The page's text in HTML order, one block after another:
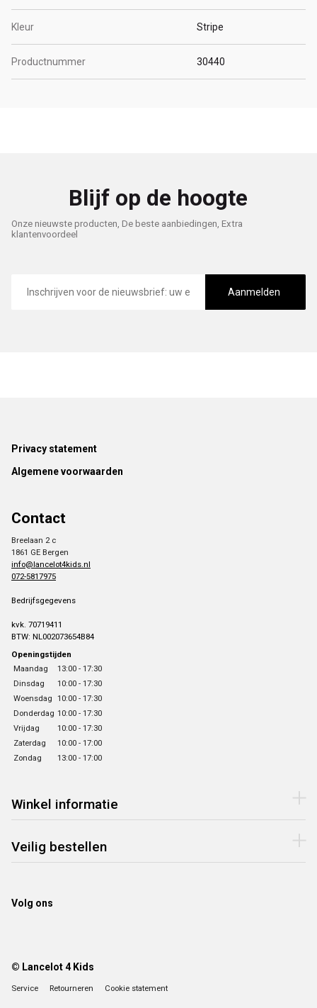
Kleur Stripe
Productnummer 30440
Blijf op de hoogte
Onze nieuwste producten, De beste aanbiedingen, Extra
klantenvoordeel
mailadres
Aanmelden
Footer
Privacy statement
Algemene voorwaarden
Contact
Breelaan 2 c
1861 GE Bergen
info@lancelot4kids.nl
072-5817975
Bedrijfsgegevens
kvk. 70719411
BTW: NL002073654B84
Openingstijden
Maandag
13:00 - 17:30
Dinsdag
10:00 - 17:30
Woensdag 10:00 - 17:30
Donderdag 10:00 - 17:30
Vrijdag
10:00 - 17:30
Zaterdag
10:00 - 17:00
Zondag
13:00 - 17:00
Winkel informatie
Veilig bestellen
Volg ons
© Lancelot 4 Kids
Service Retourneren Cookie statement